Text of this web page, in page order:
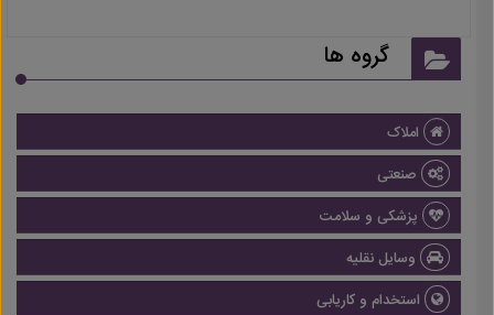
گروه ها
املاک
صنعتی
پزشکی و سلامت
وسایل نقلیه
استخدام و کاریابی